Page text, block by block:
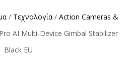
/ Τεχνολογία / Action Cameras &
AI Multi-Device Gimbal Stabilizer
Black EU